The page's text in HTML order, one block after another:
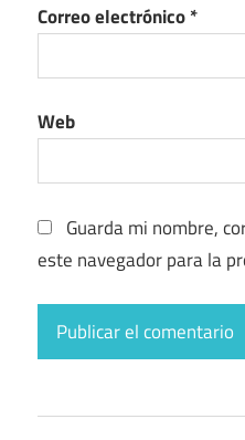
Correo electrónico*
Web
Guarda mi nombre,
este navegador para la